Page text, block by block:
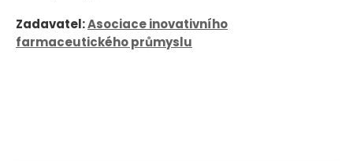
Zadavatel:Asociace inovativního
farmaceutického průmyslu